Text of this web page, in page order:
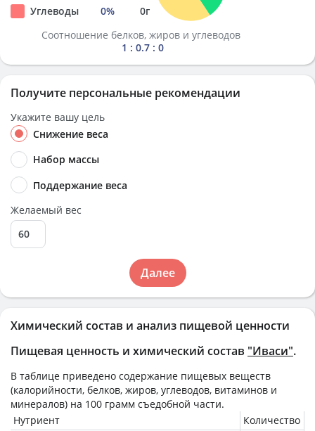
Химический состав и анализ пищевой ценности
Пищевая ценность и химический состав "Иваси".
В таблице приведено содержание пищевых веществ
(калорийности, белков, жиров, углеводов, витаминов и
минералов) на 100 грамм съедобной части.
Нутриент
Количество
Углеводы
0% 0г
Соотношение белков, жиров и углеводов
1 : 0.7 : 0
Получите персональные рекомендации
Укажите вашу цель
Снижение веса
Набор массы
Поддержание веса
Желаемый вес
Далее